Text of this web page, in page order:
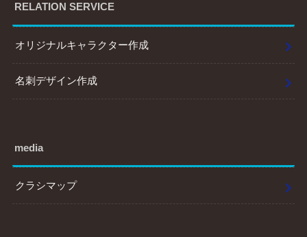
RELATION SERVICE
オリジナルキャラクター作成
名刺デザイン作成
media
クラシマップ